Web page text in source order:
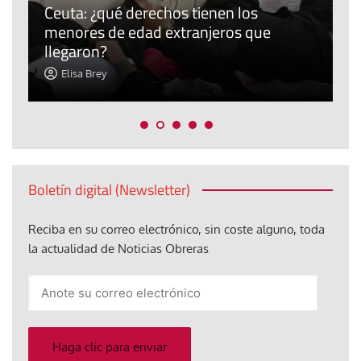
Ceuta: ¿qué derechos tienen los
menores de edad extranjeros que
llegaron?
Elisa Brey
Boletín digital (Newsletter)
Reciba en su correo electrónico, sin coste alguno, toda
la actualidad de Noticias Obreras
electrónico
Haga clic para enviar